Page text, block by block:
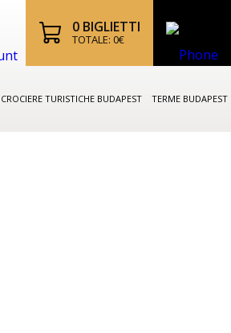
0 BIGLIETTI
TOTALE: 0€
CROCIERE TURISTICHE BUDAPEST TERME BUDAPEST